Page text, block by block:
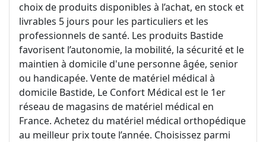
choix de produits disponibles à l’achat, en stock et
livrables 5 jours pour les particuliers et les
professionnels de santé. Les produits Bastide
favorisent l’autonomie, la mobilité, la sécurité et le
maintien à domicile d'une personne âgée, senior
ou handicapée. Vente de matériel médical à
domicile Bastide, Le Confort Médical est le 1er
réseau de magasins de matériel médical en
France. Achetez du matériel médical orthopédique
au meilleur prix toute l’année. Choisissez parmi